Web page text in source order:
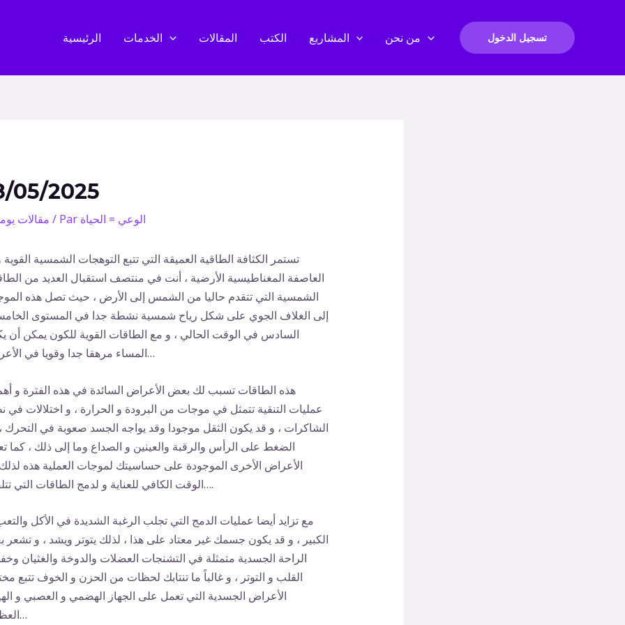
الرئيسية الخدمات المقالات الكتب المشاريع من نحن تسجيل الدخول
05/2025
مقالات / Par الوعي = الحياة
تستمر الكثافة الطاقية العميقة التي تتبع التوهجات الشمسية القوية
العاصفة المغناطيسية الأرضية ، أنت في منتصف استقبال العديد من
الشمسية التي تتقدم حاليا من الشمس إلى الأرض ، حيث تصل هذه
إلى الغلاف الجوي على شكل رياح شمسية نشطة جدا في المستوى
السادس في الوقت الحالي ، و مع الطاقات القوية للكون يمكن أن
المساء مرهقا جدا وقويا في الأعراض…
هذه الطاقات تسبب لك بعض الأعراض السائدة في هذه الفترة و
عمليات التنقية تتمثل في موجات من البرودة و الحرارة ، و اختلالات في
الشاكرات ، و قد يكون الثقل موجودا وقد يواجه الجسد صعوبة في التحرك
الضغط على الرأس والرقبة والعينين و الصداع وما إلى ذلك ، كما
الأعراض الأخرى الموجودة على حساسيتك لموجات العملية هذه
الوقت الكافي للعناية و لدمج الطاقات التي تتلقاها….
مع تزايد أيضا عمليات الدمج التي تجلب الرغبة الشديدة في الأكل
الكبير ، و قد يكون جسمك غير معتاد على هذا ، لذلك يتوتر ويشد ، و تشعر
الراحة الجسدية متمثلة في التشنجات العضلات والدوخة والغثيان
القلب و التوتر ، و غالباً ما تنتابك لحظات من الحزن و الخوف تتبع
الأعراض الجسدية التي تعمل على الجهاز الهضمي و العصبي و
العظمي…